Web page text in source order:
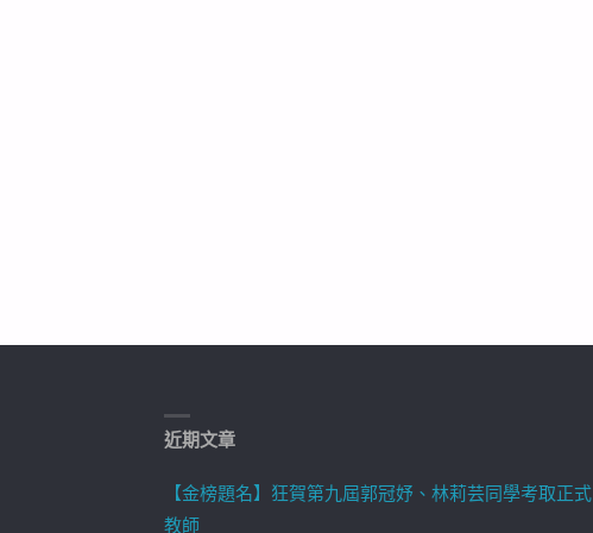
近期文章
【金榜題名】狂賀第九屆郭冠妤、林莉芸同學考取正式
教師